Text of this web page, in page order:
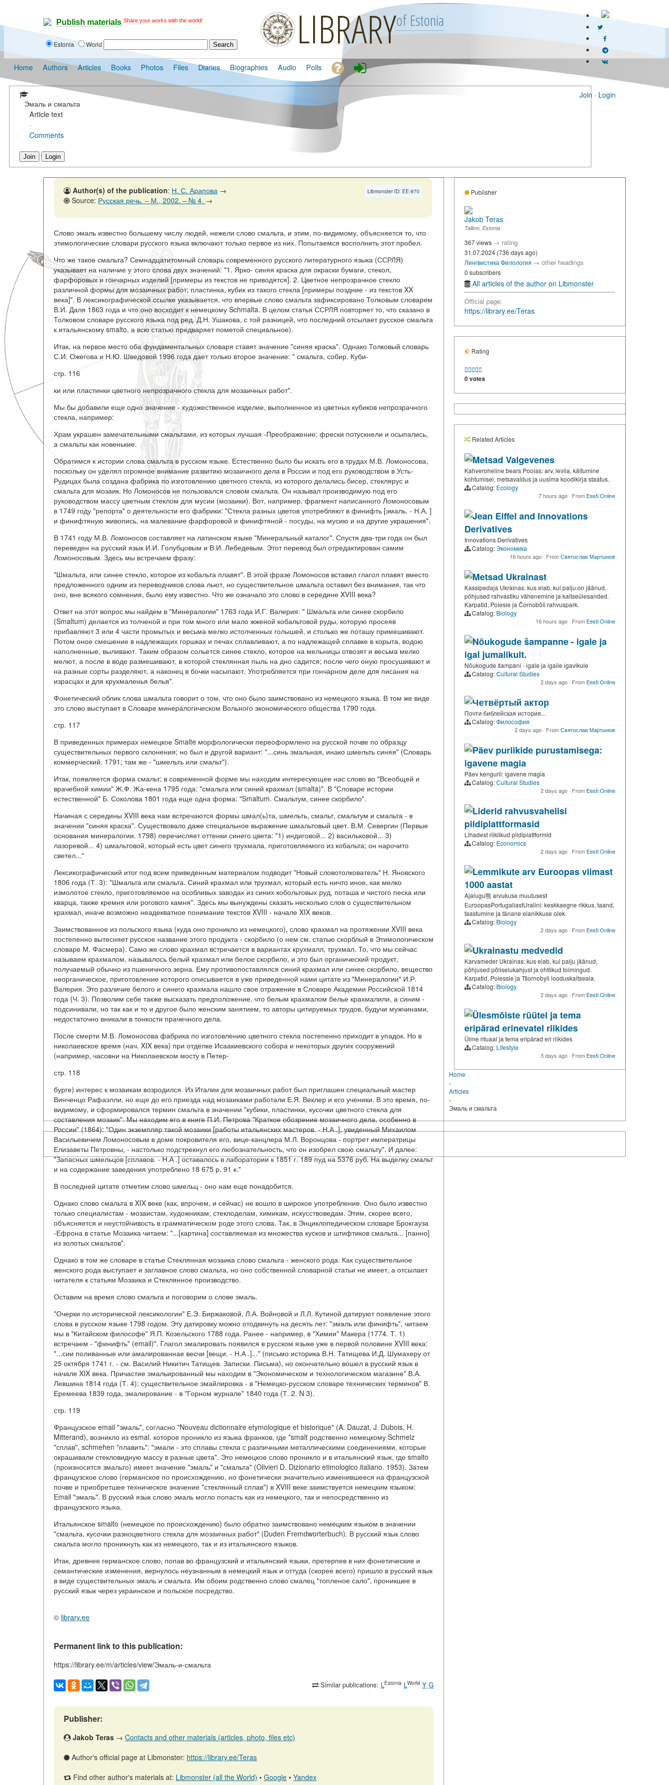
Publish materials Share your works with the world!
Estonia World LIBRARYof Estonia
Join · Login
Home Authors Articles Books Photos Files Diaries Biographies Audio Polls
Эмаль и смальта
Article text
·
Comments
Join Login
Libmonster ID: EE-970
Author(s) of the publication: Н. С. Арапова →
Source: Русская речь. – М., 2002. – № 4. →
Слово эмаль известно большему числу людей, нежели слово смальта, и этим, по-видимому, объясняется то, что
этимологические словари русского языка включают только первое из них. Попытаемся восполнить этот пробел.
Что же такое смальта? Семнадцатитомный словарь современного русского литературного языка (ССРЛЯ)
указывает на наличие у этого слова двух значений: "1. Ярко- синяя краска для окраски бумаги, стекол,
фарфоровых и гончарных изделий [примеры из текстов не приводятся]. 2. Цветное непрозрачное стекло
различной формы для мозаичных работ; пластинка, кубик из такого стекла [примеры поздние - из текстов XX
века]". В лексикографической ссылке указывается, что впервые слово смальта зафиксировано Толковым словарем
В.И. Даля 1863 года и что оно восходит к немецкому Schmalta. В целом статья ССРЛЯ повторяет то, что сказано в
Толковом словаре русского языка под ред. Д.Н. Ушакова, с той разницей, что последний отсылает русское смальта
к итальянскому smalto, а всю статью предваряет пометой специальное).
Итак, на первое место оба фундаментальных словаря ставят значение "синяя краска". Однако Толковый словарь
С.И. Ожегова и Н.Ю. Шведовой 1996 года дает только второе значение: " смальта, собир. Куби-
стр. 116
ки или пластинки цветного непрозрачного стекла для мозаичных работ".
Мы бы добавили еще одно значение - художественное изделие, выполненное из цветных кубиков непрозрачного
стекла, например:
Храм украшен замечательными смальтами, из которых лучшая -Преображение; фрески потускнели и осыпались,
а смальты как новенькие.
Обратимся к истории слова смальта в русском языке. Естественно было бы искать его в трудах М.В. Ломоносова,
поскольку он уделял огромное внимание развитию мозаичного дела в России и под его руководством в Усть-
Рудицах была создана фабрика по изготовлению цветного стекла, из которого делались бисер, стеклярус и
смальта для мозаик. Но Ломоносов не пользовался словом смальта. Он называл производимую под его
руководством массу цветным стеклом для мусии (мозаики). Вот, например, фрагмент написанного Ломоносовым
в 1749 году "репорта" о деятельности его фабрики: "Стекла разных цветов употребляют в финифть [эмаль. - Н.А. ]
и финифтяную живопись, на малевание фарфоровой и финифтяной - посуды, на мусию и на другие украшения".
В 1741 году М.В. Ломоносов составляет на латинском языке "Минеральный каталог". Спустя два-три года он был
переведен на русский язык И.И. Голубцовым и В.И. Лебедевым. Этот перевод был отредактирован самим
Ломоносовым. Здесь мы встречаем фразу:
"Шмальта, или синее стекло, которое из кобальта плавят". В этой фразе Ломоносов вставил глагол плавят вместо
предложенного одним из переводчиков слова льют, но существительное шмальта оставил без внимания, так что
оно, вне всякого сомнения, было ему известно. Что же означало это слово в середине XVIII века?
Ответ на этот вопрос мы найдем в "Минералогии" 1763 года И.Г. Валерия: " Шмальта или синее скорбило
(Smaltum) делается из толченой и при том много или мало жженой кобальтовой руды, которую просеяв
прибавляют 3 или 4 части промытых и весьма мелко истолченных голышей, и столько же поташу примешивают.
Потом оное смешение в надлежащих горшках и печах сплавливают, а по надлежащей сплавке в корыта, водою
наполненные, выливают. Таким образом сольется синее стекло, которое на мельницы отвозят и весьма мелко
мелют, а после в воде размешивают, в которой стеклянная пыль на дно садится; после чего оную просушивают и
на разные сорты разделяют, а наконец в бочки насыпают. Употребляется при гончарном деле для писания на
израсцах и для крухмаленья белья".
Фонетический облик слова шмальта говорит о том, что оно было заимствовано из немецкого языка. В том же виде
это слово выступает в Словаре минералогическом Вольного экономического общества 1790 года.
стр. 117
В приведенных примерах немецкое Smalte морфологически переоформлено на русской почве по образцу
существительных первого склонения; но был и другой вариант: "...синь эмальная, инако шмельть синяя" (Словарь
коммерческий. 1791; там же - "шмельть или смальт").
Итак, появляется форма смальт; в современной форме мы находим интересующее нас слово во "Всеобщей и
врачебной химии" Ж.Ф. Жа-кена 1795 года: "смальта или синий крахмал (smalta)". В "Словаре истории
естественной" Б. Соколова 1801 года еще одна форма: "Smaltum. Смальтум, синее скорбило".
Начиная с середины XVIII века нам встречаются формы шмал(ь)та, шмельть, смальт, смальтум и смальта - в
значении "синяя краска". Существовало даже специальное выражение шмальтовый цвет. В.М. Севергин (Первые
основания минералогии. 1798) перечисляет оттенки синего цвета: "1) индиговой... 2) васильковой... 3)
лазоревой... 4) шмальтовой, который есть цвет синего трухмала, приготовляемого из кобальта; он нарочито
светел..."
Лексикографический итог под всем приведенным материалом подводит "Новый словотолкователь" Н. Яновского
1806 года (Т. 3): "Шмальта или смальта. Синий крахмал или трухмал, который есть ничто иное, как мелко
измолотое стекло, приготовляемое на особливых заводах из синих кобольтовых руд, поташа и чистого песка или
кварца, также кремня или рогового камня". Здесь мы вынуждены сказать несколько слов о существительном
крахмал, иначе возможно неадекватное понимание текстов XVIII - начале XIX веков.
Заимствованное из польского языка (куда оно проникло из немецкого), слово крахмал на протяжении XVIII века
постепенно вытесняет русское название этого продукта - скорбило (о нем см. статью скорблый в Этимологическом
словаре М. Фасмера). Само же слово крахмал встречается в вариантах крухмалл, трухмал. То, что мы сейчас
называем крахмалом, называлось белый крахмал или белое скорбило, и это был органический продукт,
получаемый обычно из пшеничного зерна. Ему противопоставлялся синий крахмал или синее скорбило, вещество
неорганическое, приготовление которого описывается в уже приведенной нами цитате из "Минералогии" И.Р.
Валерия. Это различие белого и синего крахмала нашло свое отражение в Словаре Академии Российской 1814
года (Ч. 3). Позволим себе также высказать предположение, что белым крахмалом белье крахмалили, а синим -
подсинивали, но так как и то и другое было женским занятием, то авторы цитируемых трудов, будучи мужчинами,
недостаточно вникали в тонкости прачечного дела.
После смерти М.В. Ломоносова фабрика по изготовлению цветного стекла постепенно приходит в упадок. Но в
николаевское время (нач. XIX века) при отделке Исаакиевского собора и некоторых других сооружений
(например, часовни на Николаевском мосту в Петер-
стр. 118
бурге) интерес к мозаикам возродился. Из Италии для мозаичных работ был приглашен специальный мастер
Винченцо Рафаэлли, но еще до его приезда над мозаиками работали Е.Я. Веклер и его ученики. В это время, по-
видимому, и сформировался термин смальта в значении "кубики, пластинки, кусочки цветного стекла для
составления мозаик". Мы находим его в книге П.И. Петрова "Краткое обозрение мозаичного дела, особенно в
России" (1864): "Один экземпляр такой мозаики [работы итальянских мастеров. - Н.А .], увиденный Михаилом
Васильевичем Ломоносовым в доме покровителя его, вице-канцлера М.Л. Воронцова - портрет императрицы
Елизаветы Петровны, - настолько подстрекнул его любознательность, что он изобрел свою смальту". И далее:
"Запасных шмельцов [сплавов. - Н.А .] оставалось в лаборатории к 1851 г. 189 пуд на 5376 руб. На выделку смальт
и на содержание заведения употреблено 18 675 р. 91 к."
В последней цитате отметим слово шмельц - оно нам еще понадобится.
Однако слово смальта в XIX веке (как, впрочем, и сейчас) не вошло в широкое употребление. Оно было известно
только специалистам - мозаистам, художникам, стеклоделам, химикам, искусствоведам. Этим, скорее всего,
объясняется и неустойчивость в грамматическом роде этого слова. Так, в Энциклопедическом словаре Брокгауза
-Ефрона в статье Мозаика читаем: "...[картина] составляемая из множества кусков и штифтиков смальта... [панно]
из золотых смальтов".
Однако в том же словаре в статье Стеклянная мозаика слово смальта - женского рода. Как существительное
женского рода выступает и заглавное слово смальта, но оно собственной словарной статьи не имеет, а отсылает
читателя к статьям Мозаика и Стеклянное производство.
Оставим на время слово смальта и поговорим о слове эмаль.
"Очерки по исторической лексикологии" Е.Э. Биржаковой, Л.А. Войновой и Л.Л. Кутиной датируют появление этого
слова в русском языке 1798 годом. Эту датировку можно отодвинуть на десять лет: "эмаль или финифть", читаем
мы в "Китайском философе" Я.П. Козельского 1788 года. Ранее - например, в "Химии" Макера (1774. Т. 1)
встречаем - "финифть" (email)". Глагол эмалировать появился в русском языке уже в первой половине XVIII века:
"...сии поливанные или амалированнае весчи [вещи. - Н.А .]..." (письмо историка В.Н. Татищева И.Д. Шумахеру от
25 октября 1741 г. - см. Василий Никитич Татищев. Записки. Письма), но окончательно вошел в русский язык в
начале XIX века. Причастие эмальированный мы находим в "Экономическом и технологическом магазине" В.А.
Левшина 1814 года (Т. 4); существительное эмайлировка - в "Немецко-русском словаре технических терминов" В.
Еремеева 1839 года, эмалирование - в "Горном журнале" 1840 года (Т. 2. N 3).
стр. 119
Французское email "эмаль", согласно "Nouveau dictionnaire etymologique et historique" (A. Dauzat, J. Dubois, H.
Mitterand), возникло из esmal. которое проникло из языка франков, где *smalt родственно немецкому Schmelz
"сплав", schmehen "плавить": "эмали - это сплавы стекла с различными металлическими соединениями, которые
окрашивали стекловидную массу в разные цвета". Это немецкое слово проникло и в итальянский язык, где smalto
(произносится змальто) имеет значение "эмаль" и "смальта" (Olivieri D. Dizionario etimologico italiano. 1953). Затем
французское слово (германское по происхождению, но фонетически значительно изменившееся на французской
почве и приобретшее техническое значение "стеклянный сплав") в XVIII веке заимствуется немецким языком:
Email "эмаль". В русский язык слово эмаль могло попасть как из немецкого, так и непосредственно из
французского языка.
Итальянское smalto (немецкое по происхождению) было обратно заимствовано немецким языком в значении
"смальта, кусочки разноцветного стекла для мозаичных работ" (Duden Fremdworterbuch). В русский язык слово
смальта могло проникнуть как из немецкого, так и из итальянского языков.
Итак, древнее германское слово, попав во французский и итальянский языки, претерпев в них фонетические и
семантические изменения, вернулось неузнанным в немецкий язык и оттуда (скорее всего) пришло в русский язык
в виде существительных эмаль и смальта. Им обоим родственно слово смалец "топленое сало", проникшее в
русский язык через украинское и польское посредство.
© library.ee
Permanent link to this publication:
https://library.ee/m/articles/view/Эмаль-и-смальта
Similar publications: LEstonia LWorld Y G
Publisher:
Jakob Teras → Contacts and other materials (articles, photo, files etc)
Author's official page at Libmonster: https://library.ee/Teras
Find other author's materials at: Libmonster (all the World) • Google • Yandex
Publisher
Jakob Teras
Tallinn, Estonia
367 views → rating
31.07.2024 (736 days ago)
Лингвистика Филология → other headings
0 subscribers
All articles of the author on Libmonster
Official page:
https://library.ee/Teras
Rating

0 votes
Related Articles
Metsad Valgevenes
Kahveroheline bears Poolas: arv, levila, käitumine
kohtumisel, metsavaldus ja uusima koodikirja staatus.
Catalog: Ecology
7 hours ago · From Eesti Online
Jean Eiffel and Innovations
Derivatives
Innovations Derivatives
Catalog:Экономика
16 hours ago · FromСвятослав Мартынов
Metsad Ukrainast
Kassipedaja Ukrainas: kus elab, kui palju on jäänud,
põhjused rahvastiku vähenemine ja kaitseülesanded.
Karpatid, Polesie ja Čornobõli rahvuspark.
Catalog: Biology
16 hours ago · From Eesti Online
Nõukogude šampanne - igale ja
igal jumalikult.
Nõukogude šampani - igale ja igaile igavikule
Catalog:Cultural Studies
2 days ago · From Eesti Online
Четвёртый актор
Почти библейская история...
Catalog:Философия
2 days ago · FromСвятослав Мартынов
Päev puriikide purustamisega:
igavene magia
Päev kenguril: igavene magia
Catalog:Cultural Studies
2 days ago · From Eesti Online
Liderid rahvusvahelisi
pildiplattformasid
Lihadest riiklikud pildiplattformid
Catalog: Economics
2 days ago · From Eesti Online
Lemmikute arv Euroopas viimast
1000 aastat
Ajalugu熊 arvukuse muutusest
EuroopasPortugaliastUralini: keskkaegne rikkus, taand,
taastumine ja tänane elanikkuse olek.
Catalog: Biology
2 days ago · From Eesti Online
Ukrainastu medvedid
Karvameder Ukrainas: kus elab, kui palju jäänud,
põhjused põliselukahjust ja ohtlikud toimingud.
Karpatid, Polessie ja Tšornobyli looduskaitseala.
Catalog: Biology
2 days ago · From Eesti Online
Ülesmõiste rüütel ja tema
eripärad erinevatel riikides
Ülme rituaal ja tema eripärad eri riikides
Catalog: Lifestyle
3 days ago · From Eesti Online
Home
›
Articles
›
Эмаль и смальта